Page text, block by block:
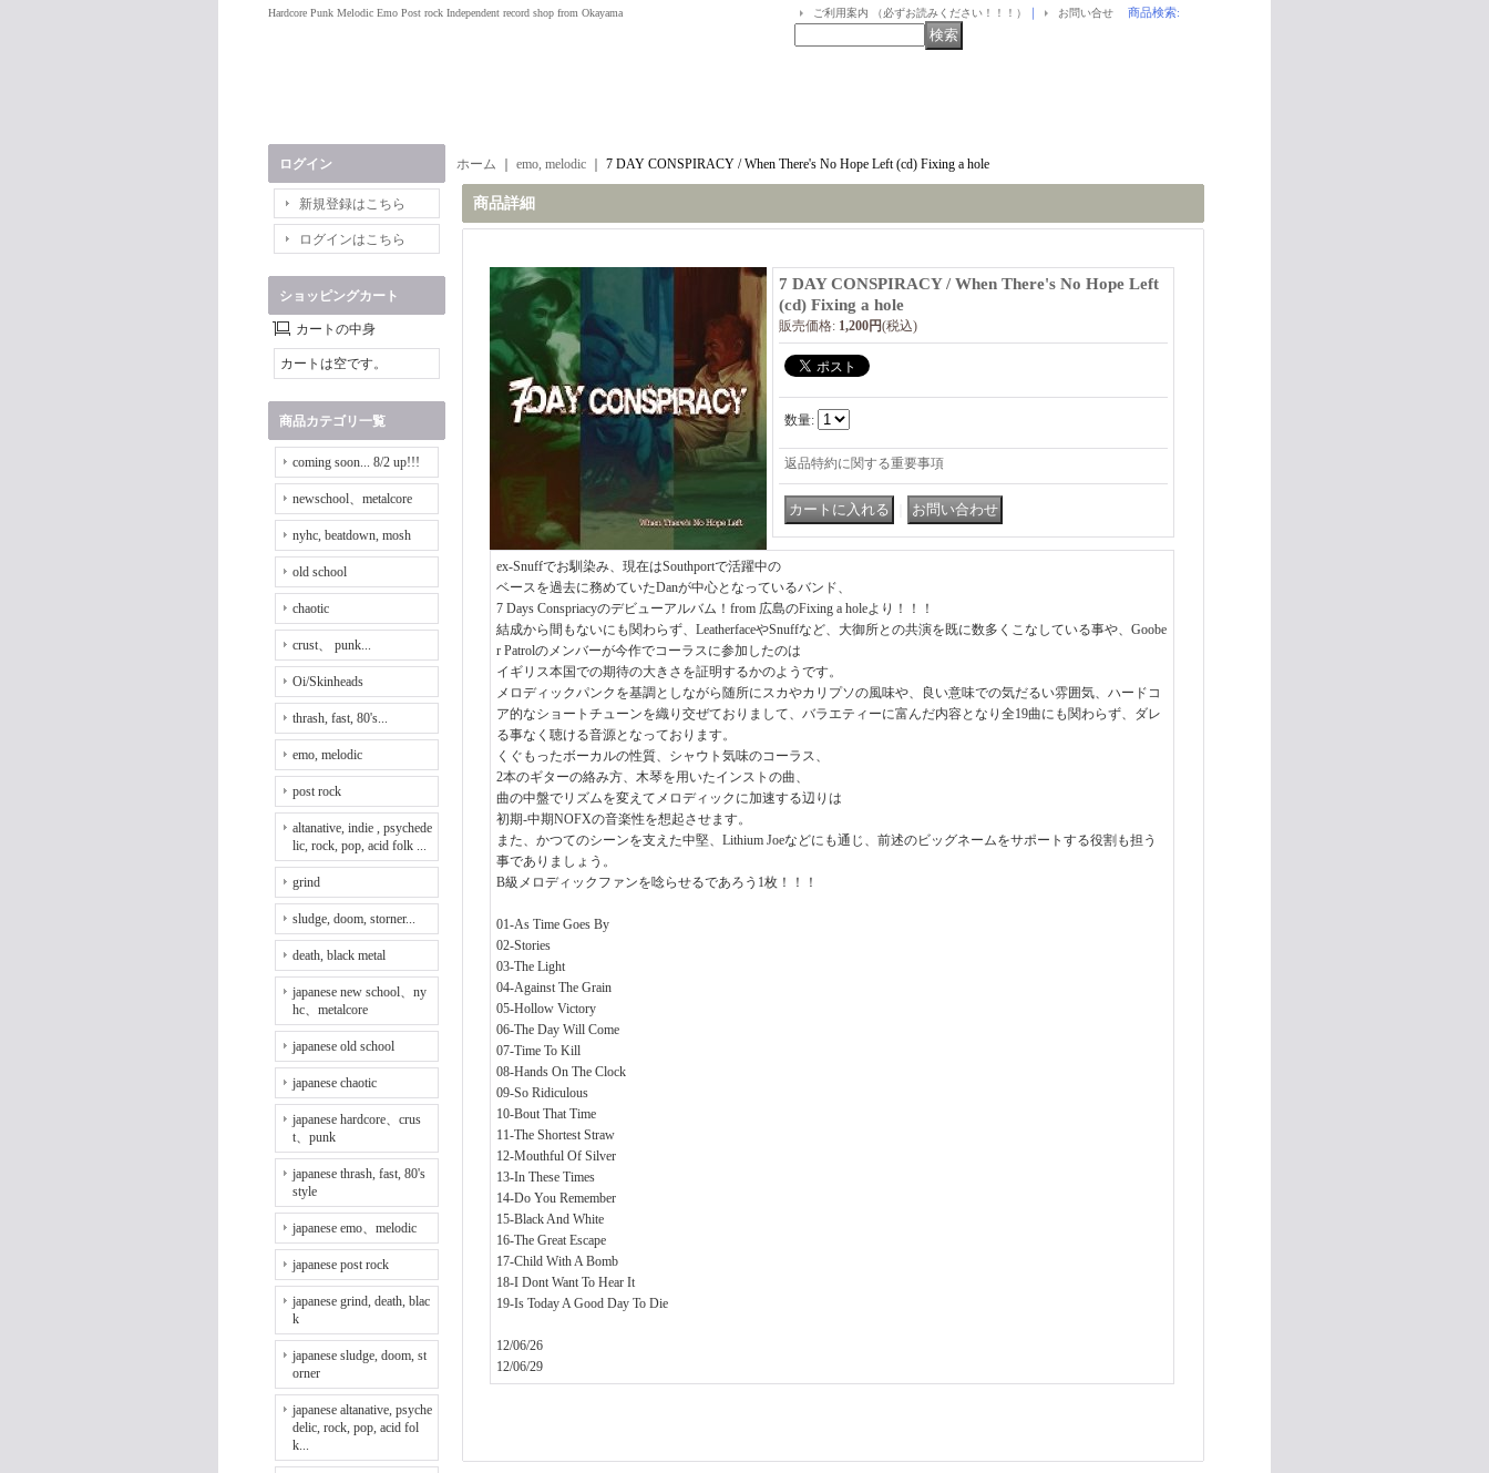
Hardcore Punk Melodic Emo Post rock Independent record shop from Okayama ご利用案内 （必ずお読みください！！！） ｜ お問い合せ 商品検索:
ログイン
新規登録はこちら
ログインはこちら
ショッピングカート
カートの中身
カートは空です。
商品カテゴリ一覧
coming soon... 8/2 up!!!
newschool、metalcore
nyhc, beatdown, mosh
old school
chaotic
crust、 punk...
Oi/Skinheads
thrash, fast, 80's...
emo, melodic
post rock
altanative, indie , psychede
lic, rock, pop, acid folk ...
grind
sludge, doom, storner...
death, black metal
japanese new school、ny
hc、metalcore
japanese old school
japanese chaotic
japanese hardcore、crus
t、punk
japanese thrash, fast, 80's
style
japanese emo、melodic
japanese post rock
japanese grind, death, blac
k
japanese sludge, doom, st
orner
japanese altanative, psyche
delic, rock, pop, acid fol
k...
ホーム emo, melodic 7 DAY CONSPIRACY / When There's No Hope Left (cd) Fixing a hole
商品詳細
7 DAY CONSPIRACY / When There's No Hope Left
(cd) Fixing a hole
販売価格: 1,200円(税込)
数量:
返品特約に関する重要事項
ex-Snuffでお馴染み、現在はSouthportで活躍中の
ベースを過去に務めていたDanが中心となっているバンド、
7 Days Conspriacyのデビューアルバム！from 広島のFixing a holeより！！！
結成から間もないにも関わらず、LeatherfaceやSnuffなど、大御所との共演を既に数多くこなしている事や、Goobe
r Patrolのメンバーが今作でコーラスに参加したのは
イギリス本国での期待の大きさを証明するかのようです。
メロディックパンクを基調としながら随所にスカやカリプソの風味や、良い意味での気だるい雰囲気、ハードコ
ア的なショートチューンを織り交ぜておりまして、バラエティーに富んだ内容となり全19曲にも関わらず、ダレ
る事なく聴ける音源となっております。
くぐもったボーカルの性質、シャウト気味のコーラス、
2本のギターの絡み方、木琴を用いたインストの曲、
曲の中盤でリズムを変えてメロディックに加速する辺りは
初期-中期NOFXの音楽性を想起させます。
また、かつてのシーンを支えた中堅、Lithium Joeなどにも通じ、前述のビッグネームをサポートする役割も担う
事でありましょう。
B級メロディックファンを唸らせるであろう1枚！！！
01-As Time Goes By
02-Stories
03-The Light
04-Against The Grain
05-Hollow Victory
06-The Day Will Come
07-Time To Kill
08-Hands On The Clock
09-So Ridiculous
10-Bout That Time
11-The Shortest Straw
12-Mouthful Of Silver
13-In These Times
14-Do You Remember
15-Black And White
16-The Great Escape
17-Child With A Bomb
18-I Dont Want To Hear It
19-Is Today A Good Day To Die
12/06/26
12/06/29